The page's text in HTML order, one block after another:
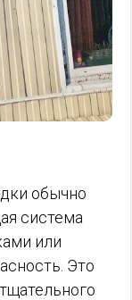
обычно
система
или
Это